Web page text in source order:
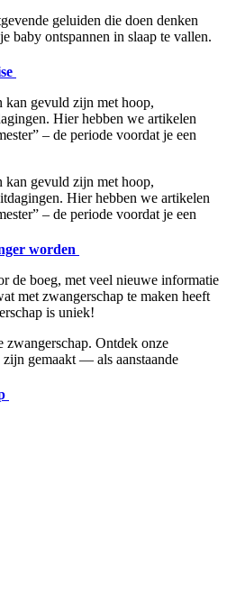
geluiden die doen denken
baby ontspannen in slaap te vallen.
kan gevuld zijn met hoop,
Hier hebben we artikelen
– de periode voordat je een
kan gevuld zijn met hoop,
Hier hebben we artikelen
– de periode voordat je een
worden
de boeg, met veel nieuwe informatie
met zwangerschap te maken heeft
is uniek!
Ontdek onze
gemaakt — als aanstaande